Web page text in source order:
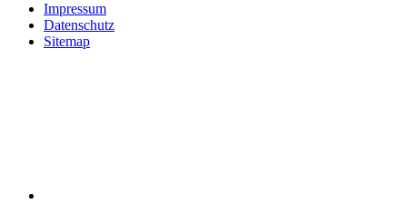
Impressum
Datenschutz
Sitemap